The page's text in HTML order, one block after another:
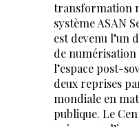
transformation
système ASAN
est devenu l’un
de numérisation
l’espace post-
deux reprises
mondiale en
publique. Le